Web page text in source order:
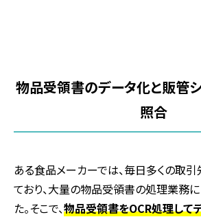
物品受領書のデータ化と販管
照合
ある食品メーカーでは、毎日多くの取
ており、大量の物品受領書の処理業務
た。そこで、物品受領書をOCR処理して